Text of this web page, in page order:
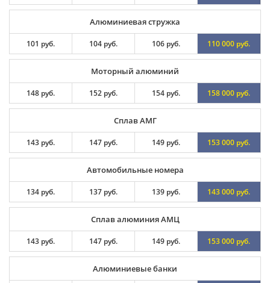
Алюминиевая стружка
101 руб. 104 руб. 106 руб. 110 000 руб.
Моторный алюминий
148 руб. 152 руб. 154 руб. 158 000 руб.
Сплав АМГ
143 руб. 147 руб. 149 руб. 153 000 руб.
Автомобильные номера
134 руб. 137 руб. 139 руб. 143 000 руб.
Сплав алюминия АМЦ
143 руб. 147 руб. 149 руб. 153 000 руб.
Алюминиевые банки